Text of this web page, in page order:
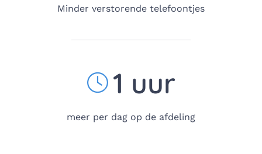
Minder verstorende telefoontjes
1 uur
meer per dag op de afdeling